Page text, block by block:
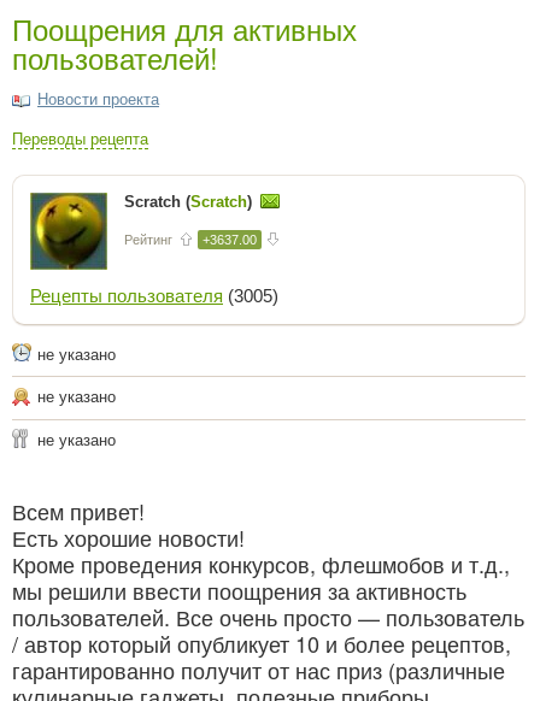
Поощрения для активных
пользователей!
Новости проекта
Переводы рецепта
Scratch (Scratch)
Рейтинг +3637.00
Рецепты пользователя (3005)
не указано
не указано
не указано
Всем привет!
Есть хорошие новости!
Кроме проведения конкурсов, флешмобов и т.д.,
мы решили ввести поощрения за активность
пользователей. Все очень просто — пользователь
/ автор который опубликует 10 и более рецептов,
гарантированно получит от нас приз (различные